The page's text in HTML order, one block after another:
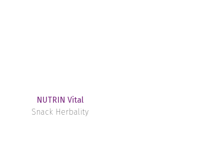
NUTRIN Vital
Snack Herbality